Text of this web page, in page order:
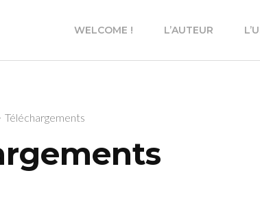
WELCOME ! L’AUTEUR
Téléchargements